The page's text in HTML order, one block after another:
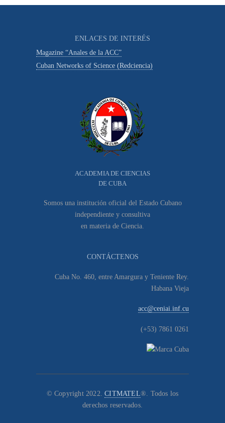
ENLACES DE INTERÉS
Magazine “Anales de la ACC”
Cuban Networks of Science (Redciencia)
ACADEMIA DE CIENCIAS
DE CUBA
Somos una institución oficial del Estado Cubano
independiente y consultiva
en materia de Ciencia.
CONTÁCTENOS
Cuba No. 460, entre Amargura y Teniente Rey.
Habana Vieja
acc@ceniai.inf.cu
(+53) 7861 0261
© Copyright 2022.CITMATEL®. Todos los
derechos reservados.